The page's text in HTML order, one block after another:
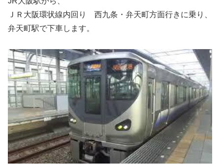
ＪＲ大阪環状線内回り 西九条・弁天町方面行きに乗り、
弁天町駅で下車します。